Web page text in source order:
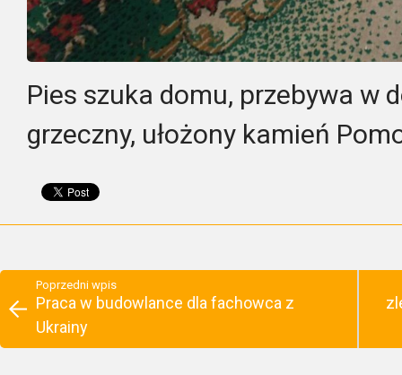
Pies szuka domu, przebywa w
grzeczny, ułożony kamień
Poprzedni wpis
Praca w budowlance dla fachowca z
Ukrainy